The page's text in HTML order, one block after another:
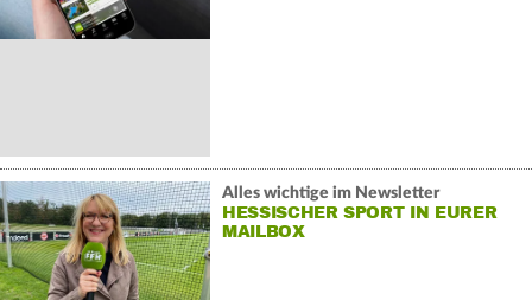
Alles wichtige im Newsletter
HESSISCHER SPORT IN EURER
MAILBOX